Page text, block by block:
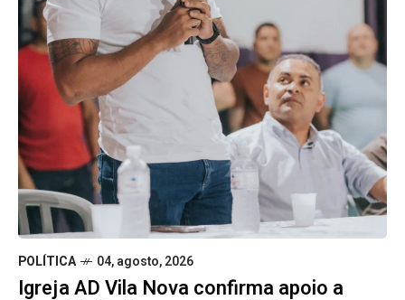
POLÍTICA 04, agosto, 2026
Igreja AD Vila Nova confirma apoio a